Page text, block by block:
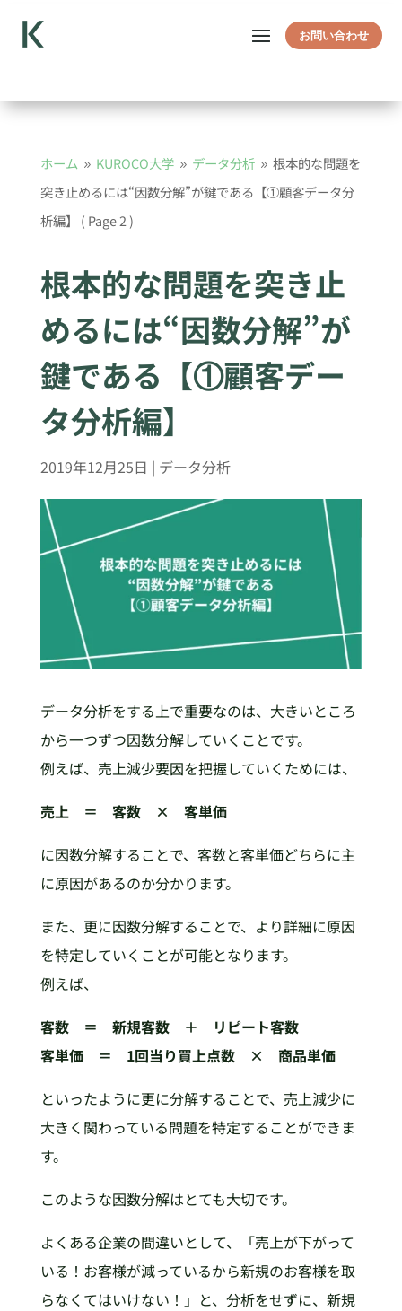
お問い合わせ
ホーム 9 KUROCO大学 9 データ分析 9 根本的な問題を
突き止めるには“因数分解”が鍵である【①顧客データ分
析編】
( Page 2 )
根本的な問題を突き止
めるには“因数分解”が
鍵である【①顧客デー
タ分析編】
2019年12月25日 | データ分析
データ分析をする上で重要なのは、大きいところ
から一つずつ因数分解していくことです。
例えば、売上減少要因を把握していくためには、
売上 ＝ 客数 × 客単価
に因数分解することで、客数と客単価どちらに主
に原因があるのか分かります。
また、更に因数分解することで、より詳細に原因
を特定していくことが可能となります。
例えば、
客数 ＝ 新規客数 ＋ リピート客数
客単価 ＝ 1回当り買上点数 × 商品単価
といったように更に分解することで、売上減少に
大きく関わっている問題を特定することができま
す。
このような因数分解はとても大切です。
よくある企業の間違いとして、「売上が下がって
いる！お客様が減っているから新規のお客様を取
らなくてはいけない！」と、分析をせずに、新規